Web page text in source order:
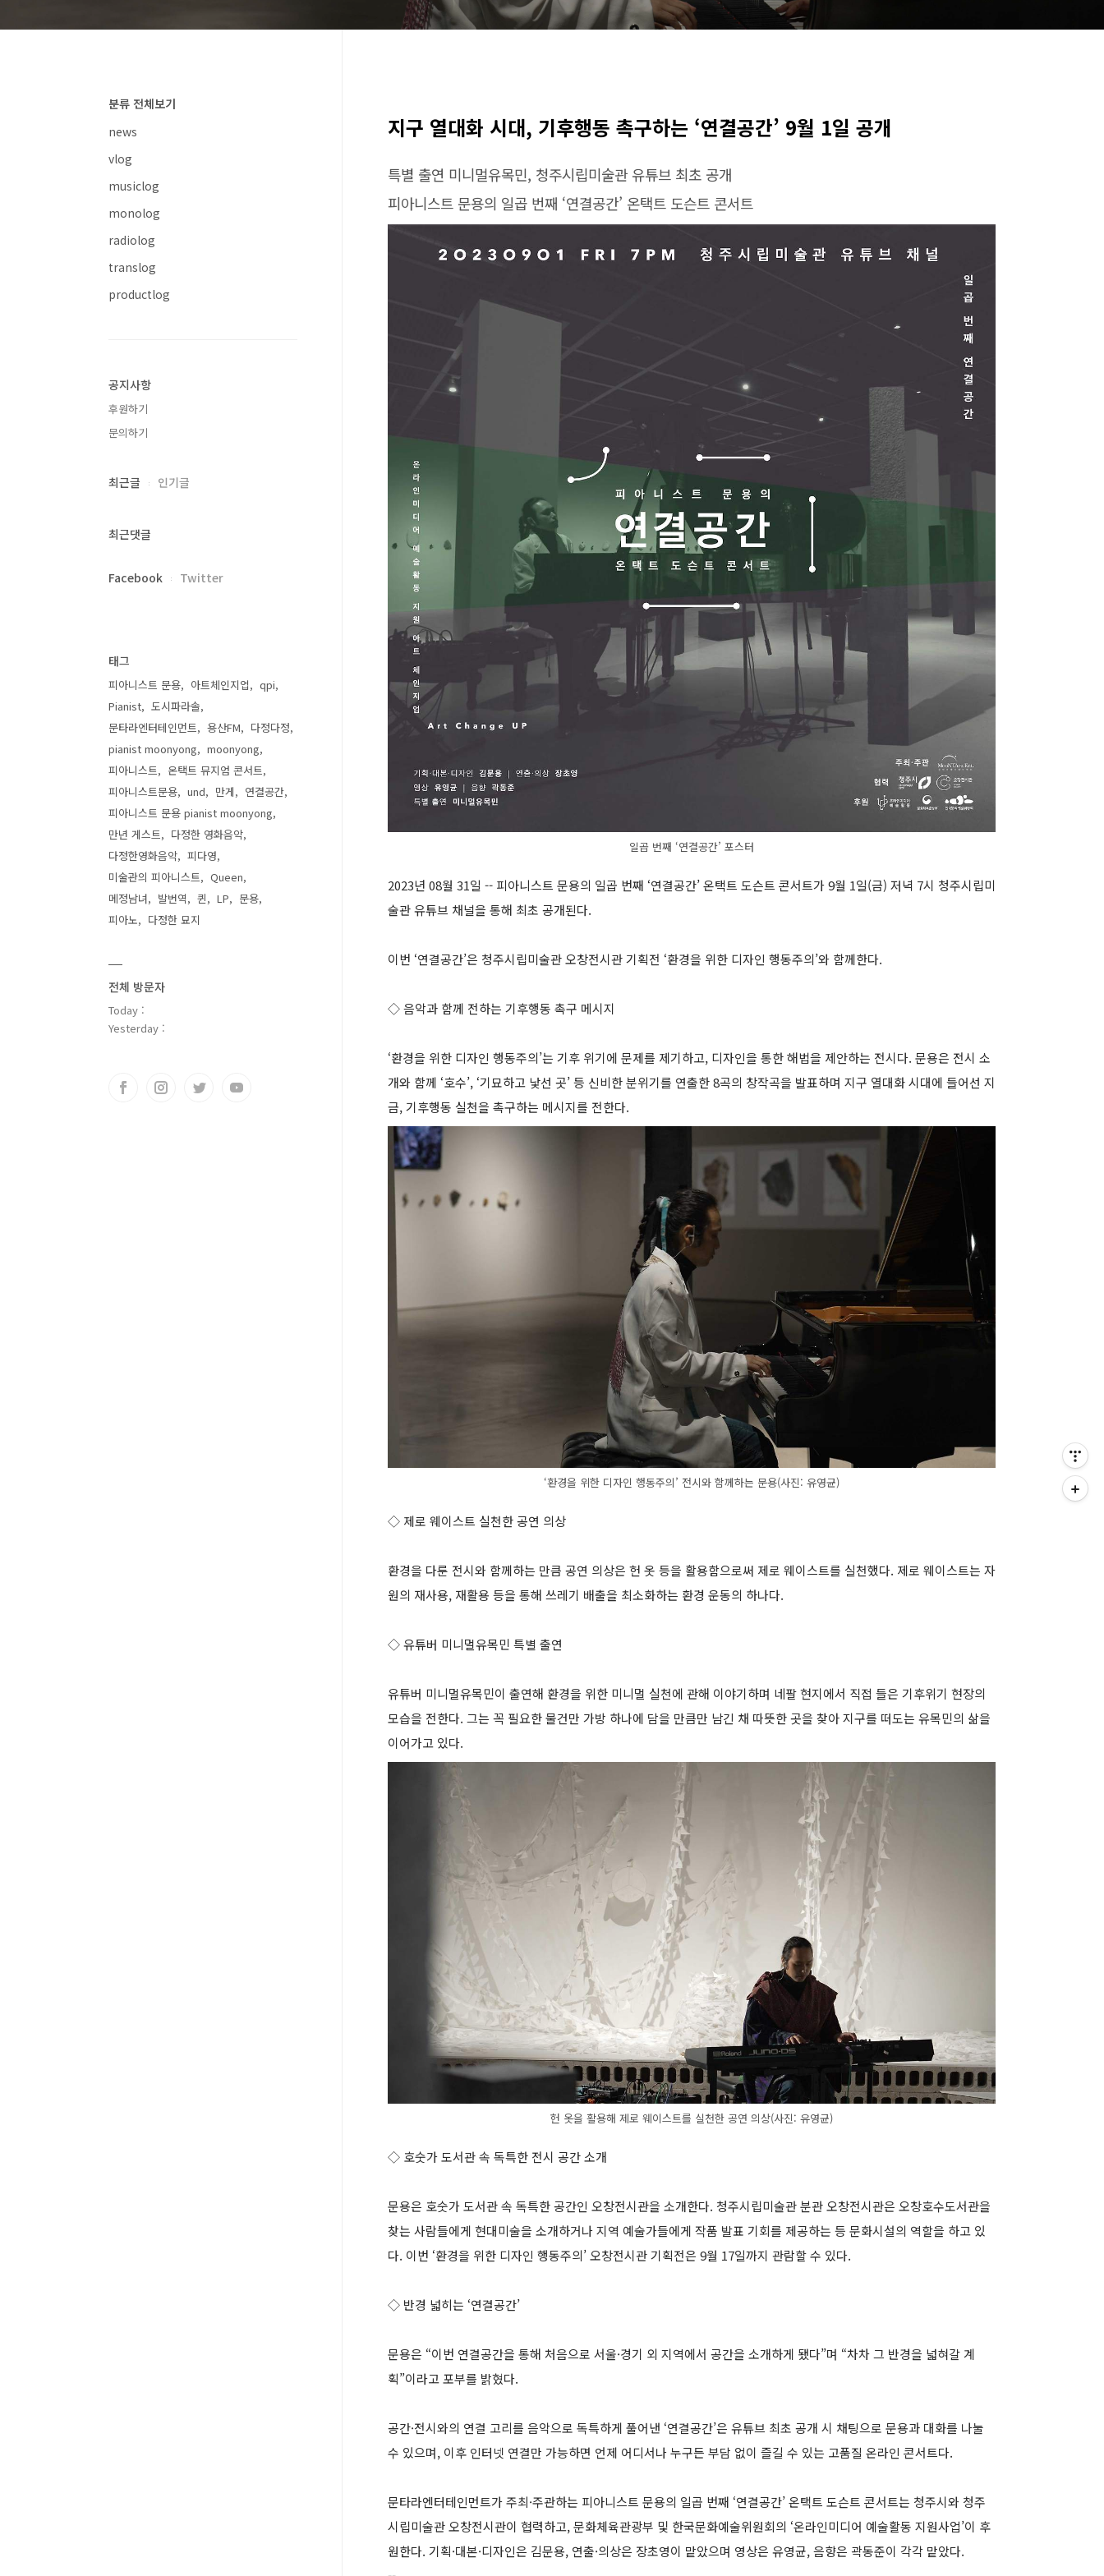
지구 열대화 시대, 기후행동 촉구하는 ‘연결공간’ 9월 1일 공개
특별 출연 미니멀유목민, 청주시립미술관 유튜브 최초 공개
피아니스트 문용의 일곱 번째 ‘연결공간’ 온택트 도슨트 콘서트
일곱 번째 ‘연결공간’ 포스터
2023년 08월 31일 -- 피아니스트 문용의 일곱 번째 ‘연결공간’ 온택트 도슨트 콘서트가 9월 1일(금) 저녁 7시 청주시립미
술관 유튜브 채널을 통해 최초 공개된다.
이번 ‘연결공간’은 청주시립미술관 오창전시관 기획전 ‘환경을 위한 디자인 행동주의’와 함께한다.
◇ 음악과 함께 전하는 기후행동 촉구 메시지
‘환경을 위한 디자인 행동주의’는 기후 위기에 문제를 제기하고, 디자인을 통한 해법을 제안하는 전시다. 문용은 전시 소
개와 함께 ‘호수’, ‘기묘하고 낯선 곳’ 등 신비한 분위기를 연출한 8곡의 창작곡을 발표하며 지구 열대화 시대에 들어선 지
금, 기후행동 실천을 촉구하는 메시지를 전한다.
‘환경을 위한 디자인 행동주의’ 전시와 함께하는 문용(사진: 유영균)
◇ 제로 웨이스트 실천한 공연 의상
환경을 다룬 전시와 함께하는 만큼 공연 의상은 헌 옷 등을 활용함으로써 제로 웨이스트를 실천했다. 제로 웨이스트는 자
원의 재사용, 재활용 등을 통해 쓰레기 배출을 최소화하는 환경 운동의 하나다.
◇ 유튜버 미니멀유목민 특별 출연
유튜버 미니멀유목민이 출연해 환경을 위한 미니멀 실천에 관해 이야기하며 네팔 현지에서 직접 들은 기후위기 현장의
모습을 전한다. 그는 꼭 필요한 물건만 가방 하나에 담을 만큼만 남긴 채 따뜻한 곳을 찾아 지구를 떠도는 유목민의 삶을
이어가고 있다.
헌 옷을 활용해 제로 웨이스트를 실천한 공연 의상(사진: 유영균)
◇ 호숫가 도서관 속 독특한 전시 공간 소개
문용은 호숫가 도서관 속 독특한 공간인 오창전시관을 소개한다. 청주시립미술관 분관 오창전시관은 오창호수도서관을
찾는 사람들에게 현대미술을 소개하거나 지역 예술가들에게 작품 발표 기회를 제공하는 등 문화시설의 역할을 하고 있
다. 이번 ‘환경을 위한 디자인 행동주의’ 오창전시관 기획전은 9월 17일까지 관람할 수 있다.
◇ 반경 넓히는 ‘연결공간’
문용은 “이번 연결공간을 통해 처음으로 서울·경기 외 지역에서 공간을 소개하게 됐다”며 “차차 그 반경을 넓혀갈 계
획”이라고 포부를 밝혔다.
공간·전시와의 연결 고리를 음악으로 독특하게 풀어낸 ‘연결공간’은 유튜브 최초 공개 시 채팅으로 문용과 대화를 나눌
수 있으며, 이후 인터넷 연결만 가능하면 언제 어디서나 누구든 부담 없이 즐길 수 있는 고품질 온라인 콘서트다.
문타라엔터테인먼트가 주최·주관하는 피아니스트 문용의 일곱 번째 ‘연결공간’ 온택트 도슨트 콘서트는 청주시와 청주
시립미술관 오창전시관이 협력하고, 문화체육관광부 및 한국문화예술위원회의 ‘온라인미디어 예술활동 지원사업’이 후
원한다. 기획·대본·디자인은 김문용, 연출·의상은 장초영이 맡았으며 영상은 유영균, 음향은 곽동준이 각각 맡았다.
분류 전체보기
news
vlog
musiclog
monolog
radiolog
translog
productlog
공지사항
후원하기
문의하기
최근글 인기글
최근댓글
Facebook Twitter
태그
피아니스트 문용 아트체인지업
qpi
Pianist
도시파라솔
문타라엔터테인먼트
용산FM
다정다정
pianist moonyong
moonyong
피아니스트
온택트 뮤지엄 콘서트
피아니스트문용
und 만게
연결공간
피아니스트 문용 pianist moonyong
만년 게스트
다정한 영화음악
다정한영화음악
피다영
미술관의 피아니스트
Queen
메정남녀
발번역 퀸 LP
문용
피아노
다정한 묘지
전체 방문자
Today :
Yesterday :